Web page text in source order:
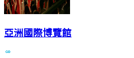
亞洲國際博覽館